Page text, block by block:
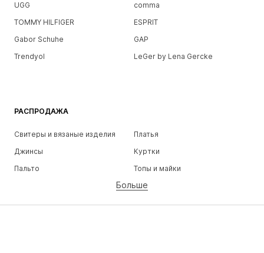
UGG
comma
TOMMY HILFIGER
ESPRIT
Gabor Schuhe
GAP
Trendyol
LeGer by Lena Gercke
РАСПРОДАЖА
Свитеры и вязаные изделия
Платья
Джинсы
Куртки
Пальто
Топы и майки
Белье
Юбки
Блузки и туники
Больше